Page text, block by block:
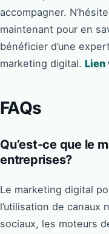
accompagner.
maintenant pour en
bénéficier d’une
marketing digital. Lien
FAQs
Qu’est-ce que le
entreprises?
Le marketing digital
l’utilisation de canaux
sociaux, les moteurs